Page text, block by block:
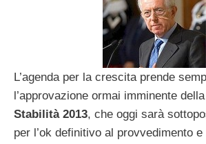
L’agenda per la crescita prende
l’approvazione ormai imminente della
Stabilità 2013, che oggi sarà
per l’ok definitivo al provvedimento